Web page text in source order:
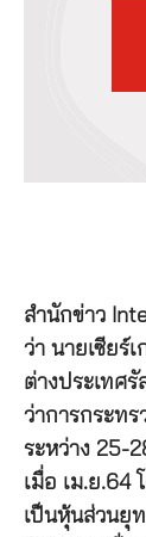
สำนักข่าว
ว่า นายเซียร์
ต่างประเทศ
ว่าการกระทร
ระหว่าง 25-
เมื่อ เม.ย.64
เป็นหุ้นส่วนยุ